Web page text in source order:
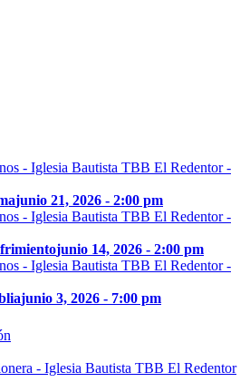
junio 21, 2026 - 2:00 pm
junio 14, 2026 - 2:00 pm
junio 3, 2026 - 7:00 pm